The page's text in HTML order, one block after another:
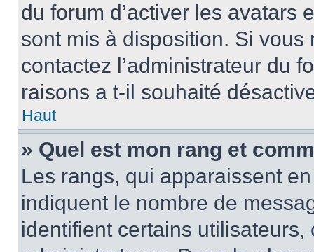
du forum d’activer les avatars
sont mis à disposition. Si vous
contactez l’administrateur du
raisons a t-il souhaité
Haut
» Quel est mon rang et
Les rangs, qui apparaissent
indiquent le nombre de
identifient certains